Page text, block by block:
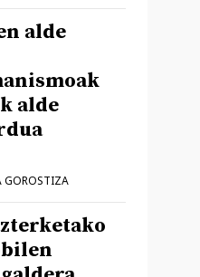
alde
alde
GOROSTIZA